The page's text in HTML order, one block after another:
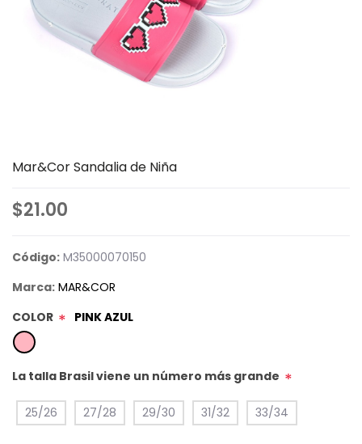
Mar&Cor Sandalia de Niña
$21.00
Código: M35000070150
Marca: MAR&COR
COLOR * PINK AZUL
La talla Brasil viene un número más grande *
25/26 27/28 29/30 31/32 33/34